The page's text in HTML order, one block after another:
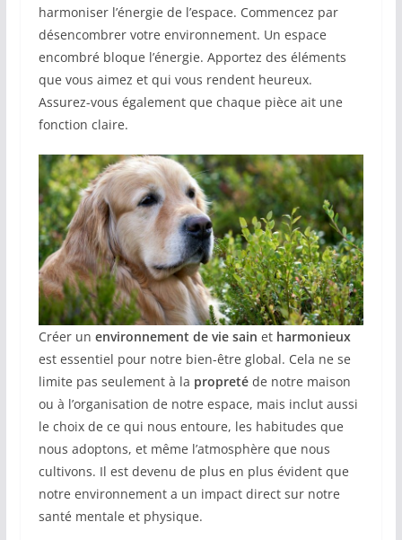
harmoniser l’énergie de l’espace. Commencez par
désencombrer votre environnement. Un espace
encombré bloque l’énergie. Apportez des éléments
que vous aimez et qui vous rendent heureux.
Assurez-vous également que chaque pièce ait une
fonction claire.
Créer un environnement de vie sain et harmonieux
est essentiel pour notre bien-être global. Cela ne se
limite pas seulement à la propretéde notre maison
ou à l’organisation de notre espace, mais inclut aussi
le choix de ce qui nous entoure, les habitudes que
nous adoptons, et même l’atmosphère que nous
cultivons. Il est devenu de plus en plus évident que
notre environnement a un impact direct sur notre
santé mentale et physique.